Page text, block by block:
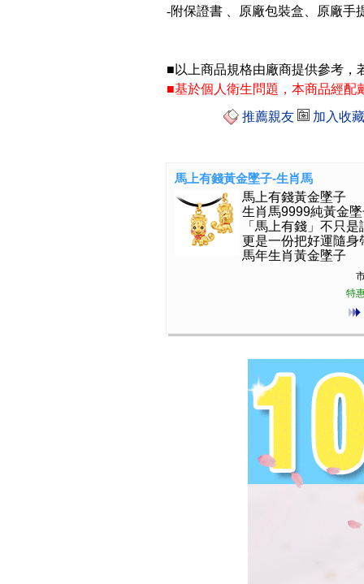
-附保證書 、原廠包裝盒、原廠手
■以上商品規格由廠商提供參考，
■基於個人衛生問題，本商品經配
推薦親友
加入收
馬上有錢黃金墜子-生肖馬
馬上有錢黃金墜子
生肖馬9999純黃金
「馬上有錢」不只
更是一份把好運隨身
馬年生肖黃金墜子
特